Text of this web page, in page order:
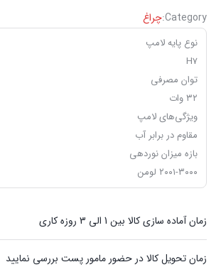
Category:چراغ
نوع پایه لامپ
H7
توان مصرفی
۳۲ وات
ویژگی‌های لامپ
مقاوم در برابر آب
بازه میزان نوردهی
۲۰۰۱-۳۰۰۰ لومن
زمان آماده سازی کالا بین 1 الی 3 روزه کاری
زمان تحویل کالا در حضور مامور پست بررسی نمایید